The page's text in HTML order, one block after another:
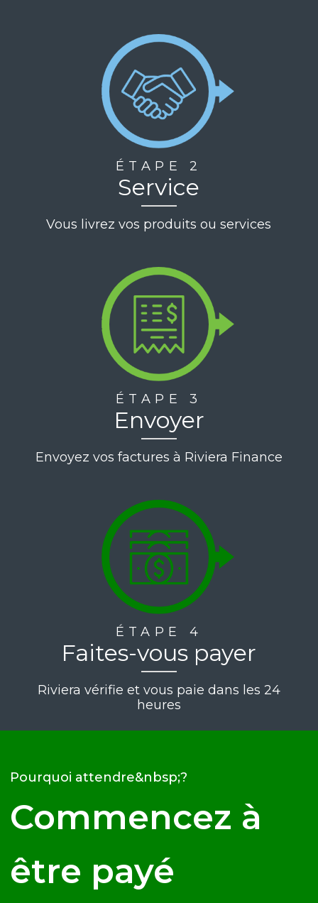
ÉTAPE 2
Service
Vous livrez vos produits ou services
ÉTAPE 3
Envoyer
Envoyez vos factures à Riviera Finance
ÉTAPE 4
Faites-vous payer
Riviera vérifie et vous paie dans les 24
heures
Pourquoi attendre&nbsp;?
Commencez à
être payé